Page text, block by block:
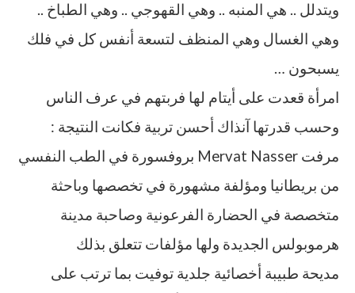
ويتدلل .. هي المنبه .. وهي القهوجي .. وهي الطباخ ..
وهي الغسال وهي المنظف لتسعة أنفس كل في فلك
يسبحون …
امرأة قعدت على أيتام لها فربتهم في عرف الناس
وحسب قدرتها آنذاك أحسن تربية فكانت النتيجة :
مرفت Mervat Nasser بروفسورة في الطب النفسي
من بريطانيا ومؤلفة مشهورة في تخصصها وباحثة
متخصصة في الحضارة الفرعونية وصاحبة مدينة
هرموبولس الجديدة ولها مؤلفات تتعلق بذلك
مديحة طبيبة أخصائية جلدية توفيت بما ترتب على